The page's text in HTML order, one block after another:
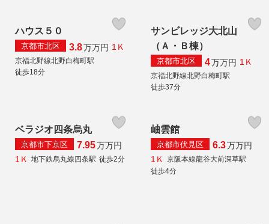
ハウス５０
京都市北区 3.8万万円 1Ｋ
京福北野線北野白梅町駅
徒歩18分
サンビレッジ大北山
（Ａ・Ｂ棟）
京都市北区 4万万円 1Ｋ
京福北野線北野白梅町駅
徒歩37分
ベラジオ四条烏丸
京都市下京区 7.95万万円
1Ｋ
地下鉄烏丸線四条駅 徒歩2分
岫雲館
京都市伏見区 6.3万万円
1Ｋ
京阪本線龍谷大前深草駅
徒歩4分